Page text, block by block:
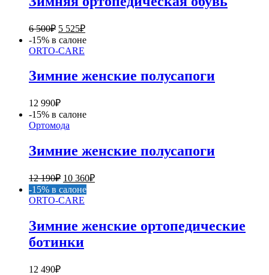
6 500₽ Первоначальная
цена
составляла
6
5 525₽Текущая
цена:
-15% в салоне
ORTO-CARE
Зимние женские полусапоги
12 990₽
-15% в салоне
Ортомода
Зимние женские полусапоги
12 190₽ Первоначальная
цена
составляла
12
10 360₽Текущая
-15% в салоне
ORTO-CARE
Зимние женские ортопедические
ботинки
12 490₽